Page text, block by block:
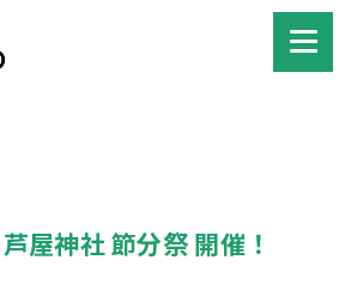
屋神社 節分祭 開催！